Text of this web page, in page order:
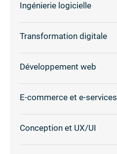
Ingénierie logicielle
Transformation digitale
Développement web
E-commerce et e-services
Conception et UX/UI